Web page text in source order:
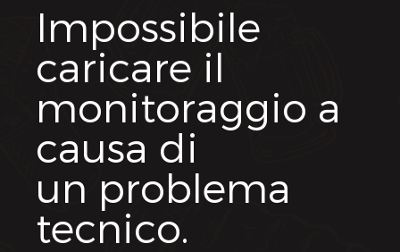
Impossibile
caricare il
monitoraggio a
causa di
un problema
tecnico.